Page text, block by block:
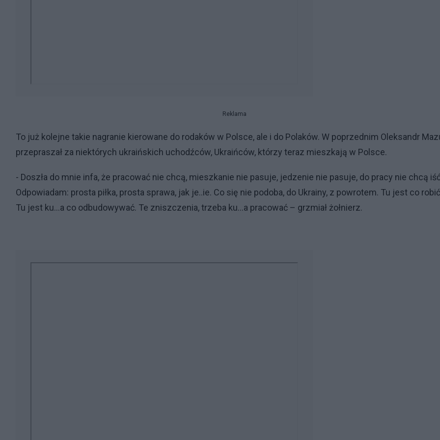
Reklama
To już kolejne takie nagranie kierowane do rodaków w Polsce, ale i do Polaków. W poprzednim Oleksandr
przepraszał za niektórych ukraińskich uchodźców, Ukraińców, którzy teraz mieszkają w Polsce.
- Doszła do mnie infa, że pracować nie chcą, mieszkanie nie pasuje, jedzenie nie pasuje, do pracy nie chcą
Odpowiadam: prosta piłka, prosta sprawa, jak je..ie. Co się nie podoba, do Ukrainy, z powrotem. Tu jest co
Tu jest ku...a co odbudowywać. Te zniszczenia, trzeba ku...a pracować – grzmiał żołnierz.